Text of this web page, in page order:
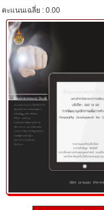
คะแนนเฉลี่ย : 0.00